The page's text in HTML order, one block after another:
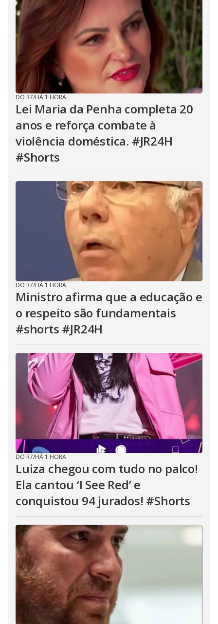
DO R7/HÁ 1 HORA
Lei Maria da Penha completa 20
anos e reforça combate à
violência doméstica. #JR24H
#Shorts
DO R7/HÁ 1 HORA
Ministro afirma que a educação e
o respeito são fundamentais
#shorts #JR24H
DO R7/HÁ 1 HORA
Luiza chegou com tudo no palco!
Ela cantou ‘I See Red’ e
conquistou 94 jurados! #Shorts